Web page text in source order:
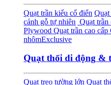
Quạt trần kiểu cổ điển
cánh gỗ tự nhiên Quạt trần
Plywood Quạt trần cao cấp
nhômExclusive
Quạt thổi di động &
Quạt treo tường lớn Quạt